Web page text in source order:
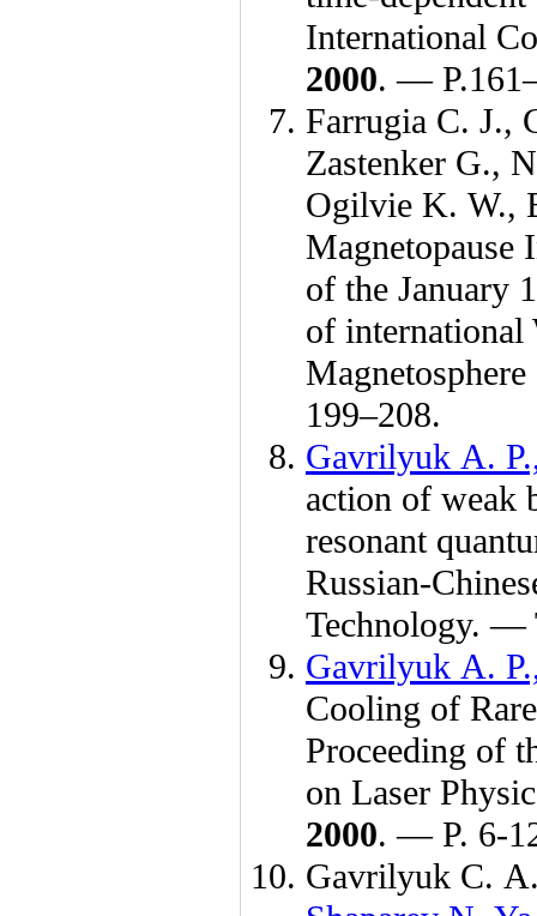
International
2000. — P.1
Farrugia C. J.,
Zastenker G.,
Ogilvie K. W.,
Magnetopause
of the January
of international
199–208.
Gavrilyuk A.
action of weak
resonant
Russian-
Technology.
Gavrilyuk A.
Сooling of
Proceeding of
on Laser
2000. — P. 6-
Gavrilyuk C.